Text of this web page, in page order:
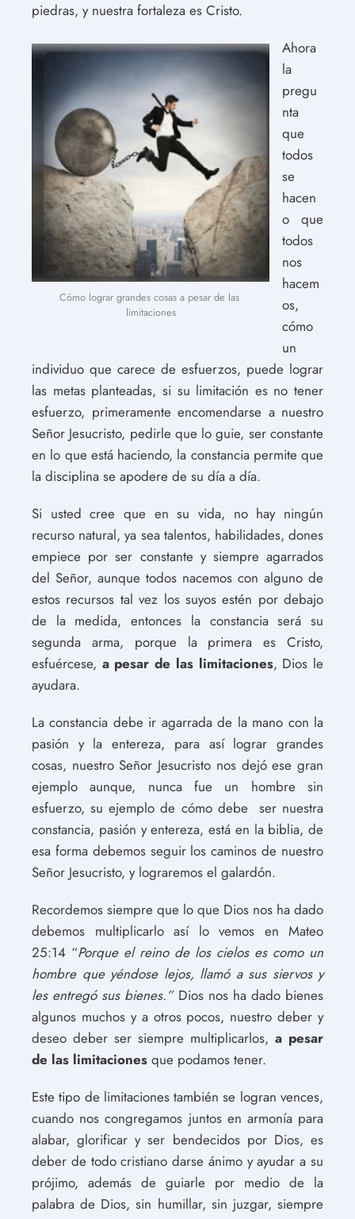
piedras, y nuestra fortaleza es Cristo.
Cómo lograr grandes cosas a pesar de las
limitaciones
Ahora
la
pregu
nta
que
todos
se
hacen
o que
todos
nos
hacem
os,
cómo
un
individuo que carece de esfuerzos, puede lograr
las metas planteadas, si su limitación es no tener
esfuerzo, primeramente encomendarse a nuestro
Señor Jesucristo, pedirle que lo guie, ser constante
en lo que está haciendo, la constancia permite que
la disciplina se apodere de su día a día.
Si usted cree que en su vida, no hay ningún
recurso natural, ya sea talentos, habilidades, dones
empiece por ser constante y siempre agarrados
del Señor, aunque todos nacemos con alguno de
estos recursos tal vez los suyos estén por debajo
de la medida, entonces la constancia será su
segunda arma, porque la primera es Cristo,
esfuércese, a pesar de las limitaciones, Dios le
ayudara.
La constancia debe ir agarrada de la mano con la
pasión y la entereza, para así lograr grandes
cosas, nuestro Señor Jesucristo nos dejó ese gran
ejemplo aunque, nunca fue un hombre sin
esfuerzo, su ejemplo de cómo debe ser nuestra
constancia, pasión y entereza, está en la biblia, de
esa forma debemos seguir los caminos de nuestro
Señor Jesucristo, y lograremos el galardón.
Recordemos siempre que lo que Dios nos ha dado
debemos multiplicarlo así lo vemos en Mateo
25:14 “Porque el reino de los cielos es como un
hombre que yéndose lejos, llamó a sus siervos y
les entregó sus bienes.” Dios nos ha dado bienes
algunos muchos y a otros pocos, nuestro deber y
deseo deber ser siempre multiplicarlos, a pesar
de las limitaciones que podamos tener.
Este tipo de limitaciones también se logran vences,
cuando nos congregamos juntos en armonía para
alabar, glorificar y ser bendecidos por Dios, es
deber de todo cristiano darse ánimo y ayudar a su
prójimo, además de guiarle por medio de la
palabra de Dios, sin humillar, sin juzgar, siempre